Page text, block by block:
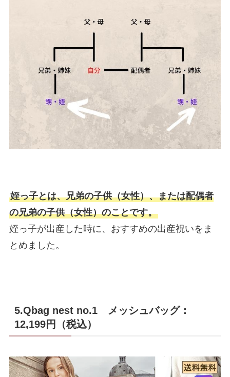
姪っ子とは、兄弟の子供（女性）、または配偶者
の兄弟の子供（女性）のことです。
姪っ子が出産した時に、おすすめの出産祝いをま
とめました。
5.Qbag nest no.1 メッシュバッグ：
12,199円（税込）